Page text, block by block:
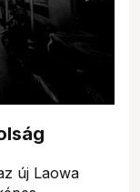
új Laowa